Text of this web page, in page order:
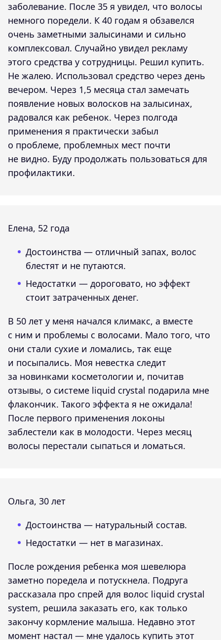
заболевание. После 35 я увидел, что волосы
немного поредели. К 40 годам я обзавелся
очень заметными залысинами и сильно
комплексовал. Случайно увидел рекламу
этого средства у сотрудницы. Решил купить.
Не жалею. Использовал средство через день
вечером. Через 1,5 месяца стал замечать
появление новых волосков на залысинах,
радовался как ребенок. Через полгода
применения я практически забыл
о проблеме, проблемных мест почти
не видно. Буду продолжать пользоваться для
профилактики.
Елена, 52 года
Достоинства — отличный запах, волос
блестят и не путаются.
Недостатки — дороговато, но эффект
стоит затраченных денег.
В 50 лет у меня начался климакс, а вместе
с ним и проблемы с волосами. Мало того, что
они стали сухие и ломались, так еще
и посыпались. Моя невестка следит
за новинками косметологии и, почитав
отзывы, о системе liquid crystal подарила мне
флакончик. Такого эффекта я не ожидала!
После первого применения локоны
заблестели как в молодости. Через месяц
волосы перестали сыпаться и ломаться.
Ольга, 30 лет
Достоинства — натуральный состав.
Недостатки — нет в магазинах.
После рождения ребенка моя шевелюра
заметно поредела и потускнела. Подруга
рассказала про спрей для волос liquid crystal
system, решила заказать его, как только
закончу кормление малыша. Недавно этот
момент настал — мне удалось купить этот